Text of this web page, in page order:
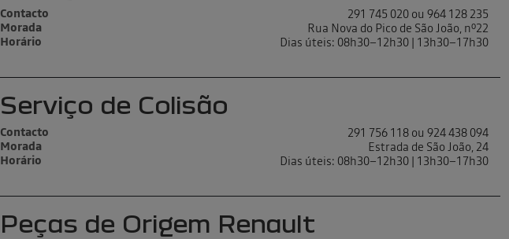
Contacto 291 745 020 ou 964 128 235
Morada Rua Nova do Pico de São João, nº22
Horário Dias úteis: 08h30–12h30 | 13h30–17h30
Serviço de Colisão
Contacto 291 756 118 ou 924 438 094
Morada Estrada de São João, 24
Horário Dias úteis: 08h30–12h30 | 13h30–17h30
Peças de Origem Renault